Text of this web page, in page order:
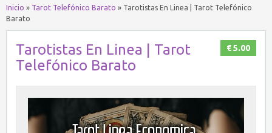
Inicio » Tarot Telefónico Barato » Tarotistas En Linea | Tarot Telefónico
Barato
€ 5.00
Tarotistas En Linea | Tarot
Telefónico Barato